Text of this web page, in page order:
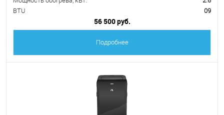
BTU
09
56 500 руб.
Подробнее